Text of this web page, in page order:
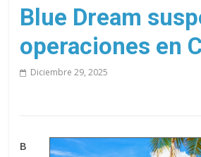
de
cruceros
en
solo
Blue Dream
operaciones en
Diciembre 29, 2025
B